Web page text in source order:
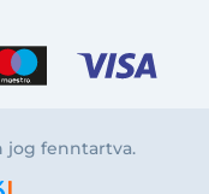
jog fenntartva.